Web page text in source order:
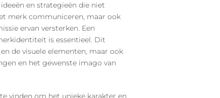
en strategieën die niet
merk communiceren, maar ook
ervan versterken. Een
is essentieel. Dit
de visuele elementen, maar ook
en het gewenste imago van